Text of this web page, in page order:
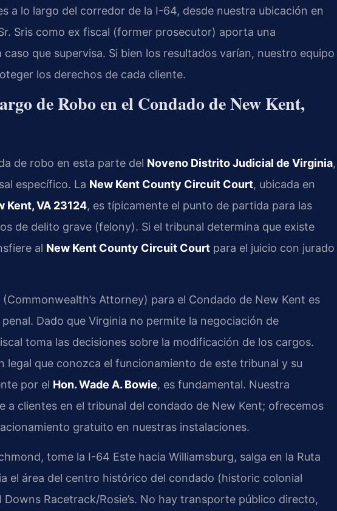
a lo largo del corredor de la I-64, desde nuestra ubicación en
Sris como ex fiscal (former prosecutor) aporta una
que supervisa. Si bien los resultados varían, nuestro equipo
los derechos de cada cliente.
de Robo en el Condado de New Kent,
de robo en esta parte del Noveno Distrito Judicial de Virginia,
específico. La New Kent County Circuit Court, ubicada en
Kent, VA 23124, es típicamente el punto de partida para las
de delito grave (felony). Si el tribunal determina que existe
al New Kent County Circuit Court para el juicio con jurado
Attorney) para el Condado de New Kent es
Dado que Virginia no permite la negociación de
toma las decisiones sobre la modificación de los cargos.
legal que conozca el funcionamiento de este tribunal y su
por el Hon. Wade A. Bowie, es fundamental. Nuestra
a clientes en el tribunal del condado de New Kent; ofrecemos
gratuito en nuestras instalaciones.
tome la I-64 Este hacia Williamsburg, salga en la Ruta
el área del centro histórico del condado (historic colonial
Racetrack/Rosie’s. No hay transporte público directo,